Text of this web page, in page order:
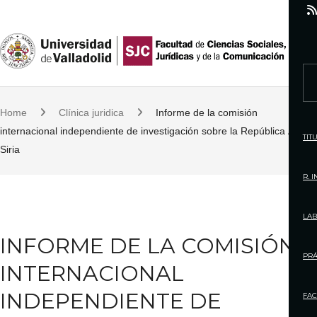
i
t
o
c
o
Home Clínica juridica
Informe de la comisión
internacional independiente de investigación sobre la República Árabe
Siria
INFORME DE LA COMISIÓN
INTERNACIONAL
INDEPENDIENTE DE
r
h
o
:
R.